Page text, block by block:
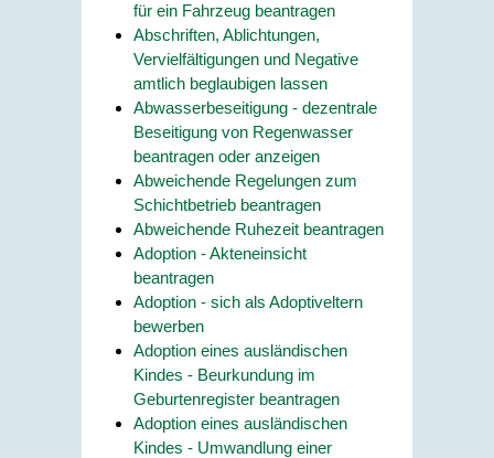
für ein Fahrzeug beantragen
Abschriften, Ablichtungen,
Vervielfältigungen und Negative
amtlich beglaubigen lassen
Abwasserbeseitigung - dezentrale
Beseitigung von Regenwasser
beantragen oder anzeigen
Abweichende Regelungen zum
Schichtbetrieb beantragen
Abweichende Ruhezeit beantragen
Adoption - Akteneinsicht
beantragen
Adoption - sich als Adoptiveltern
bewerben
Adoption eines ausländischen
Kindes - Beurkundung im
Geburtenregister beantragen
Adoption eines ausländischen
Kindes - Umwandlung einer